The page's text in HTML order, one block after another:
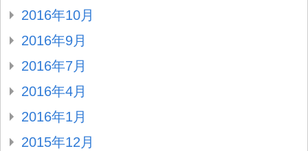
2016年10月
2016年9月
2016年7月
2016年4月
2016年1月
2015年12月